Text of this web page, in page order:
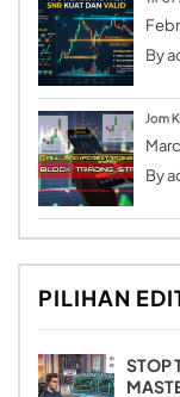
By
Jom
By
PILIHAN
STOP